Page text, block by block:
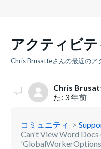
アクティビ
Chris Brusatteさんの最近のア
Chris
た: 3 年前
コミュニティ
Can't View Word